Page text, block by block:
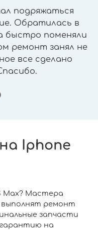
подряжаться
Обратилась в
быстро поменяли
ремонт занял не
все сделано
Iphone
Max? Мастера
ремонт
запчасти
на